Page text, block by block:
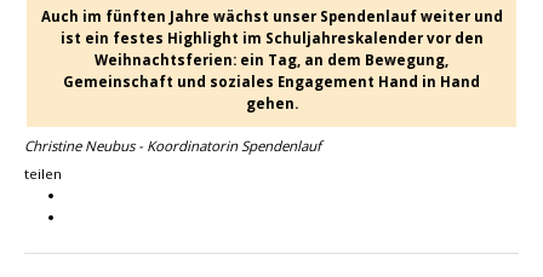
Auch im fünften Jahre wächst unser Spendenlauf weiter und
ist ein festes Highlight im Schuljahreskalender vor den
Weihnachtsferien: ein Tag, an dem Bewegung,
Gemeinschaft und soziales Engagement Hand in Hand
gehen.
Christine Neubus - Koordinatorin Spendenlauf
teilen